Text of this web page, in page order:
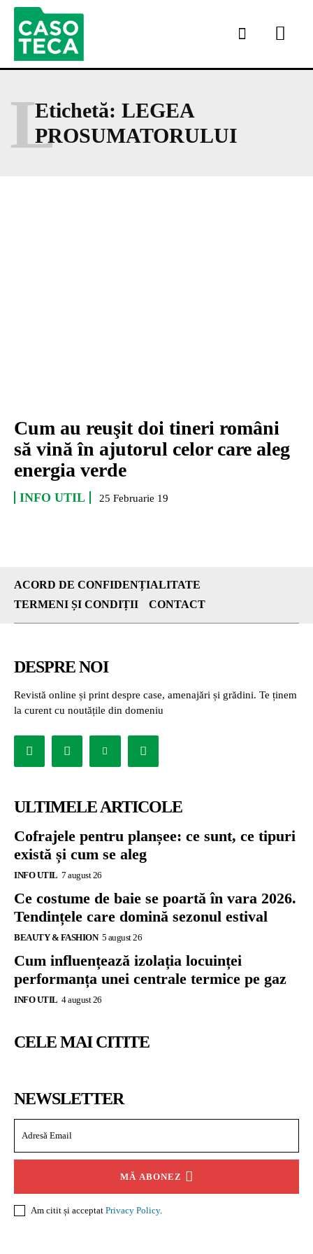
Etichetă: LEGEA
PROSUMATORULUI
L
Cum au reuşit doi tineri români
să vină în ajutorul celor care aleg
energia verde
INFO UTIL 25 Februarie 19
ACORD DE CONFIDENȚIALITATE
TERMENI ȘI CONDIȚII
CONTACT
DESPRE NOI
Revistă online și print despre case, amenajări și grădini. Te ținem
la curent cu noutățile din domeniu
ULTIMELE ARTICOLE
Cofrajele pentru planșee: ce sunt, ce tipuri
există și cum se aleg
INFO UTIL 7 august 26
Ce costume de baie se poartă în vara 2026.
Tendințele care domină sezonul estival
BEAUTY & FASHION 5 august 26
Cum influențează izolația locuinței
performanța unei centrale termice pe gaz
INFO UTIL 4 august 26
CELE MAI CITITE
NEWSLETTER
MĂ ABONEZ
Am citit și acceptat Privacy Policy.